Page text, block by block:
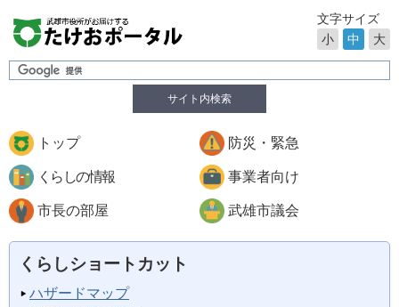
サイト内検索
文字サイズ
小
中 大
トップ 防災・緊急
くらしの情報 事業者向け
市長の部屋 武雄市議会
くらしショートカット
ハザードマップ